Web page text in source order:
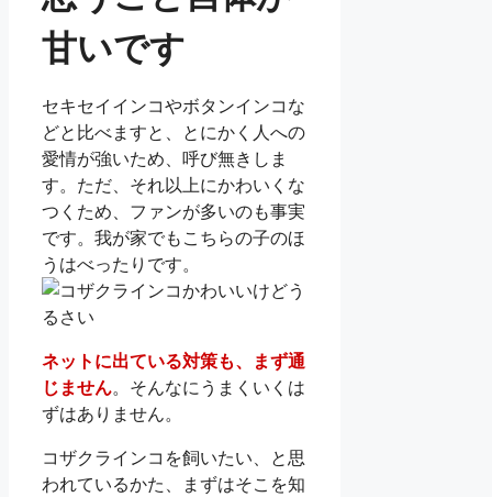
甘いです
セキセイインコやボタンインコな
どと比べますと、とにかく人への
愛情が強いため、呼び無きしま
す。ただ、それ以上にかわいくな
つくため、ファンが多いのも事実
です。我が家でもこちらの子のほ
うはべったりです。
ネットに出ている対策も、まず通
じません。そんなにうまくいくは
ずはありません。
コザクラインコを飼いたい、と思
われているかた、まずはそこを知